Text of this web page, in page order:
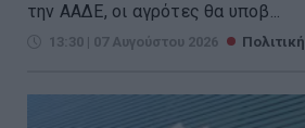
την ΑΑΔΕ, οι αγρότες θα υποβ...
13:30 | 07 Αυγούστου 2026 Πολιτική